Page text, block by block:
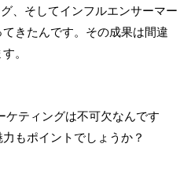
、そしてインフルエンサーマー
きたんです。その成果は間違
。
ケティングは不可欠なんです
もポイントでしょうか？